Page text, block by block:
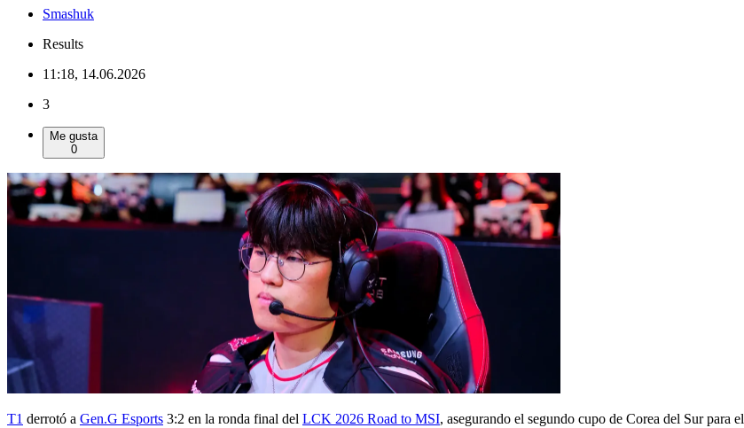
Smashuk
Results
11:18, 14.06.2026
3
Me gusta
0
T1 derrotó a Gen.G Esports 3:2 en la ronda final del LCK 2026 Road to MSI, asegurando el segundo cupo de Corea del Sur para el